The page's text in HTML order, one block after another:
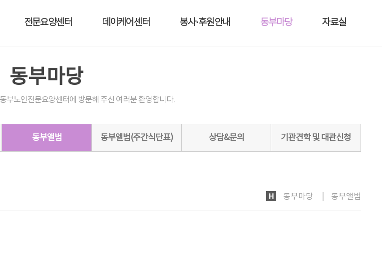
전문요양센터 데이케어센터 봉사·후원안내 동부마당 자료실
동부마당
부노인전문요양센터에 방문해 주신 여러분 환영합니다.
동부앨범 동부앨범(주간식단표) 상담&문의 기관견학 및 대관신청
HOME
동부마당 동부앨범